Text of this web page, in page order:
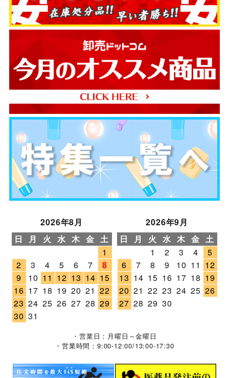
2026年8月
日
月 火 水 木 金 土
1
2
3 4 5 6 7
8
9
10 11 12 13 14 15
16 17 18 19 20 21 22
23 24 25 26 27 28 29
30 31
2026年9月
日
月 火 水 木 金 土
1
2 3 4
5
6
7 8 9 10 11 12
13 14 15 16 17 18 19
20 21 22 23 24 25 26
27 28 29 30
・営業日：月曜日～金曜日
・営業時間：9:00-12:00/13:00-17:30